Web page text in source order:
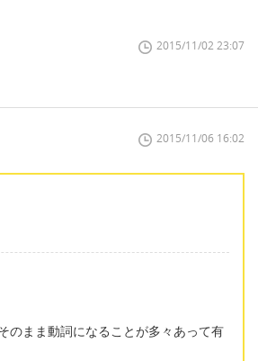
2015/11/02 23:07
2015/11/06 16:02
のまま動詞になることが多々あって有